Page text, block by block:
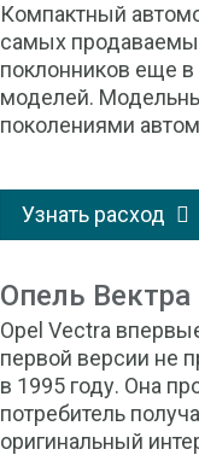
Компактный
самых
поклонников еще
моделей.
поколениями
Узнать расход
Опель
Opel Vectra
первой версии не
в 1995 году. Она
потребитель
оригинальный